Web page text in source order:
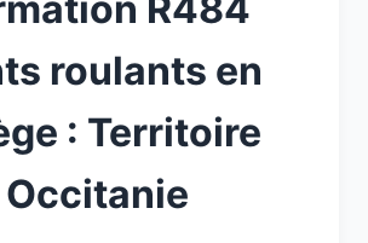
roulants en
: Territoire
Occitanie